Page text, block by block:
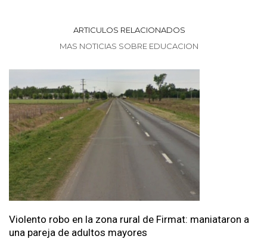
ARTICULOS RELACIONADOS
MAS NOTICIAS SOBRE EDUCACION
Violento robo en la zona rural de Firmat: maniataron a
una pareja de adultos mayores